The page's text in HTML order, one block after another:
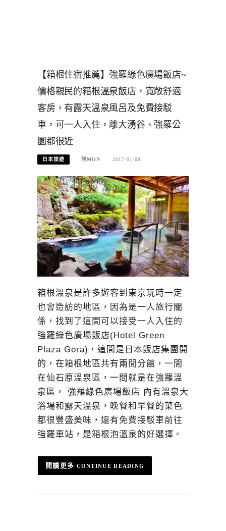
【箱根住宿推薦】強羅綠色廣場飯店~
價格親民的箱根溫泉飯店，寬敞舒適
客房，有露天溫泉風呂及免費接駁
車，可一人入住，離大湧谷、強羅公
園都很近
日本旅遊 阿MON 2017-01-08
箱根溫泉是許多遊客到東京玩時一定
也會造訪的地區，因為是一人旅行關
係，找到了這間可以接受一人入住的
強羅綠色廣場飯店(Hotel Green
Plaza Gora)，這間是日本飯店集團開
的，在箱根地區共有兩間分館，一間
在仙石原溫泉區，一間就是在強羅溫
泉區， 強羅綠色廣場飯店 內有溫泉大
浴場和露天溫泉，晚餐和早餐的菜色
都很豐盛美味，還有免費接駁車前往
強羅車站，是箱根泡溫泉的好選擇。
CONTINUE READING